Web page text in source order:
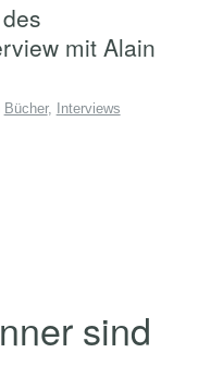
mit Alain
Bücher, Interviews
sind